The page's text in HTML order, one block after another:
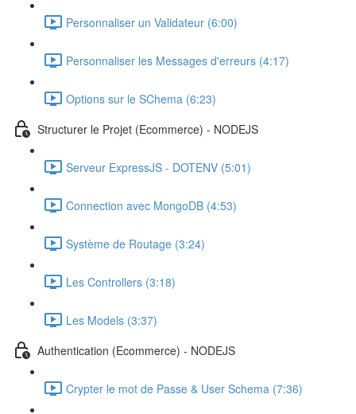
Personnaliser un Validateur (6:00)
Personnaliser les Messages d'erreurs (4:17)
Options sur le SChema (6:23)
Structurer le Projet (Ecommerce) - NODEJS
Serveur ExpressJS - DOTENV (5:01)
Connection avec MongoDB (4:53)
Système de Routage (3:24)
Les Controllers (3:18)
Les Models (3:37)
Authentication (Ecommerce) - NODEJS
Crypter le mot de Passe & User Schema (7:36)